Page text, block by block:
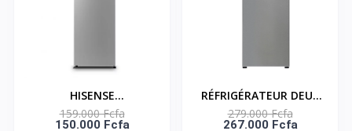
HISENSE
RÉFRIGÉRATEUR DEUX
159.000 Fcfa
150.000 Fcfa
RÉFRIGÉRATEUR DEUX
PORTES 251 LITRES
279.000 Fcfa
267.000 Fcfa